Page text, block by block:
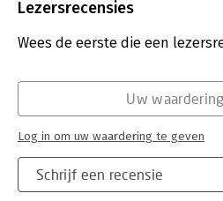
terreinen, waarbinnen de theorie
handelen, de methodiek, centraal.
beperkt blijft tot gezinnen, is de
toepassing tot andere terreinen te
systeemtheoretisch kijken naar
een belangrijk winstpunt.
Op de bijbehorende website is
beschikbaar in de vorm van
Daarnaast is de integrale inhoud
Uitgever:
Verschijningsdatum:
27-6-2015
Mens en
Lezersrecensies
Wees de eerste die een
Schrijf een recensie
Uw
Log in om uw waardering te geven